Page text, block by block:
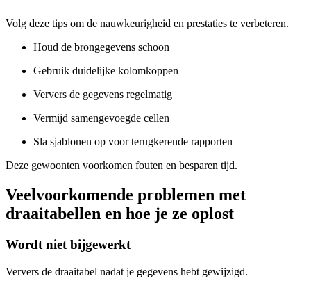
Volg deze tips om de nauwkeurigheid en prestaties te verbeteren.
Houd de brongegevens schoon
Gebruik duidelijke kolomkoppen
Ververs de gegevens regelmatig
Vermijd samengevoegde cellen
Sla sjablonen op voor terugkerende rapporten
Deze gewoonten voorkomen fouten en besparen tijd.
Veelvoorkomende problemen met
draaitabellen en hoe je ze oplost
Wordt niet bijgewerkt
Ververs de draaitabel nadat je gegevens hebt gewijzigd.